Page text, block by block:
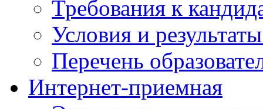
Требования к
Условия и
Перечень
Интернет-приемная